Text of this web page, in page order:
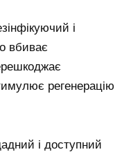
і
вбиває
регенерацію
і доступний